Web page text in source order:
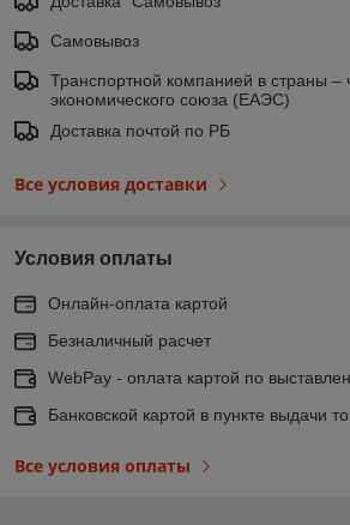
Самовывоз
Транспортной компанией в страны –
экономического союза (ЕАЭС)
Доставка почтой по РБ
Все условия доставки
Условия оплаты
Онлайн-оплата картой
Безналичный расчет
WebPay - оплата картой по
Банковской картой в пункте выдачи
Все условия оплаты